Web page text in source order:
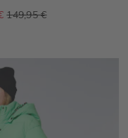
149,95 €